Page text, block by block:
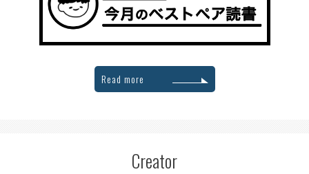
Read more
Creator